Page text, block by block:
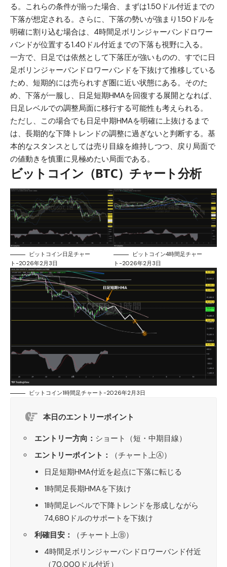
る。これらの条件が揃った場合、まずは1.50ドル付近までの
下落が想定される。さらに、下落の勢いが強まり1.50ドルを
明確に割り込む場合は、4時間足ボリンジャーバンドロワー
バンドが位置する1.40ドル付近までの下落も視野に入る。
一方で、日足では依然として下落圧が強いものの、すでに日
足ボリンジャーバンドロワーバンドを下抜けて推移している
ため、短期的には売られすぎ圏に近い状態にある。そのた
め、下落が一服し、日足短期HMAを回復する展開となれば、
日足レベルでの調整局面に移行する可能性も考えられる。
ただし、この場合でも日足中期HMAを明確に上抜けるまで
は、長期的な下降トレンドの調整に過ぎないと判断する。基
本的なスタンスとしては売り目線を維持しつつ、戻り局面で
の値動きを慎重に見極めたい局面である。
ビットコイン（BTC）チャート分析
ビットコイン日足チャー
ト-2026年2月3日
ビットコイン4時間足チャー
ト-2026年2月3日
ビットコイン1時間足チャート-2026年2月3日
本日のエントリーポイント
エントリー方向： ショート（短・中期目線）
エントリーポイント：
（チャート上Ⓐ）
日足短期HMA付近を起点に下落に転じる
1時間足長期HMAを下抜け
1時間足レベルで下降トレンドを形成しながら
74,680ドルのサポートを下抜け
利確目安：
（チャート上Ⓑ）
4時間足ボリンジャーバンドロワーバンド付近
（70,000ドル付近）